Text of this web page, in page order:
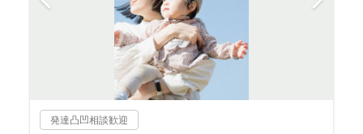
発達凸凹相談歓迎